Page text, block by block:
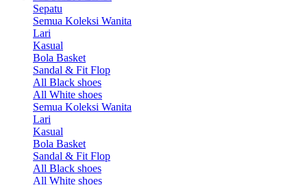
Sepatu
Semua Koleksi Wanita
Lari
Kasual
Bola Basket
Sandal & Fit Flop
All Black shoes
All White shoes
Semua Koleksi Wanita
Lari
Kasual
Bola Basket
Sandal & Fit Flop
All Black shoes
All White shoes